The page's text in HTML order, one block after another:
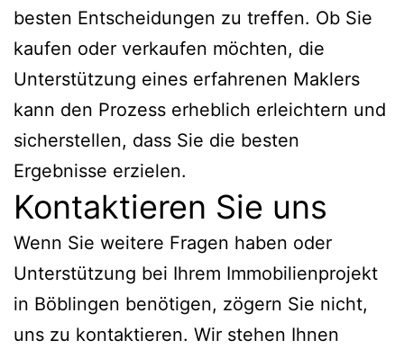
besten Entscheidungen zu treffen. Ob Sie
kaufen oder verkaufen möchten, die
Unterstützung eines erfahrenen Maklers
kann den Prozess erheblich erleichtern und
sicherstellen, dass Sie die besten
Ergebnisse erzielen.
Kontaktieren Sie uns
Wenn Sie weitere Fragen haben oder
Unterstützung bei Ihrem Immobilienprojekt
in Böblingen benötigen, zögern Sie nicht,
uns zu kontaktieren. Wir stehen Ihnen